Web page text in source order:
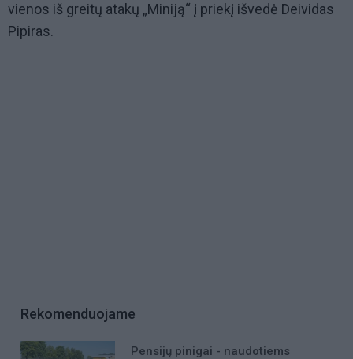
vienos iš greitų atakų „Miniją“ į priekį išvedė Deividas
Pipiras.
Rekomenduojame
Pensijų pinigai - naudotiems